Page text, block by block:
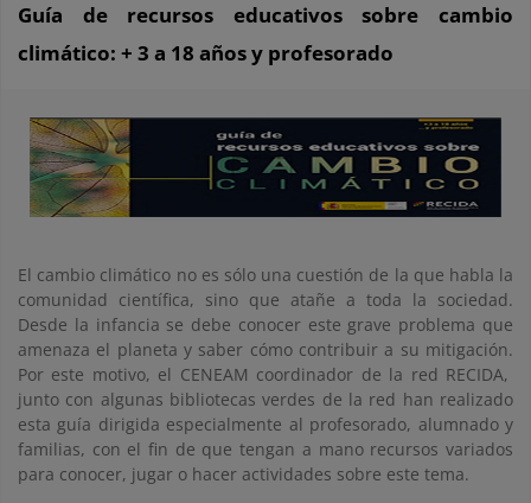
Guía de recursos educativos sobre cambio
climático: + 3 a 18 años y profesorado
El cambio climático no es sólo una cuestión de la que habla la
comunidad científica, sino que atañe a toda la sociedad.
Desde la infancia se debe conocer este grave problema que
amenaza el planeta y saber cómo contribuir a su mitigación.
Por este motivo, el CENEAM coordinador de la red RECIDA,
junto con algunas bibliotecas verdes de la red han realizado
esta guía dirigida especialmente al profesorado, alumnado y
familias, con el fin de que tengan a mano recursos variados
para conocer, jugar o hacer actividades sobre este tema.